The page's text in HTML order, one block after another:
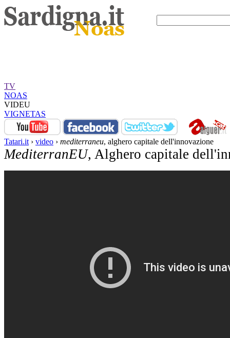
TV
NOAS
VIDEU
VIGNETAS
Tatari.it › video › mediterraneu, alghero capitale dell'innovazione
MediterranEU, Alghero capitale